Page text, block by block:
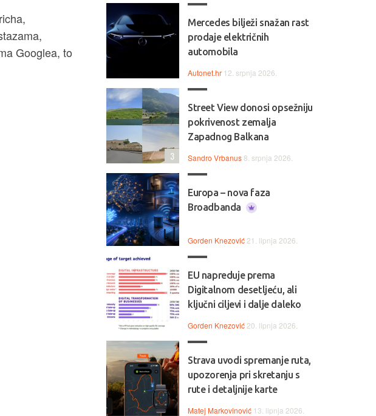
Googlea, to
Mercedes bilježi snažan rast
prodaje električnih
automobila
Autonet.hr 12. srpnja 2026.
Street View donosi opsežniju
pokrivenost zemalja
Zapadnog Balkana
Sandro Vrbanus8. srpnja 2026.
3
Europa – nova faza
Broadbanda
Gorden Knezović 21. lipnja 2026.
EU napreduje prema
Digitalnom desetljeću, ali
ključni ciljevi i dalje daleko
Gorden Knezović 20. lipnja 2026.
Strava uvodi spremanje ruta,
upozorenja pri skretanju s
rute i detaljnije karte
Matej Markovinović 13. lipnja 2026.